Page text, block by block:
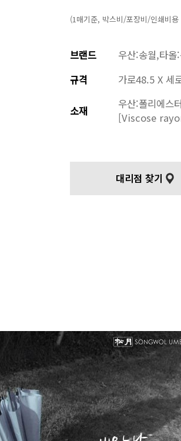
(1매기준, 박스비/포장비/인쇄비용
브랜드
우산:송월,타올
규격
가로48.5 X 세
소재
우산:폴리에스
[Viscose
대리점 찾기